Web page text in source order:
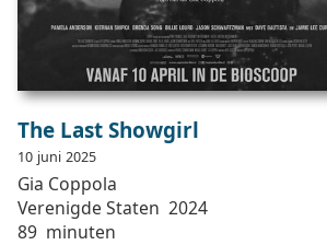
The Last Showgirl
10 juni 2025
Gia Coppola
Verenigde Staten 2024
89 minuten